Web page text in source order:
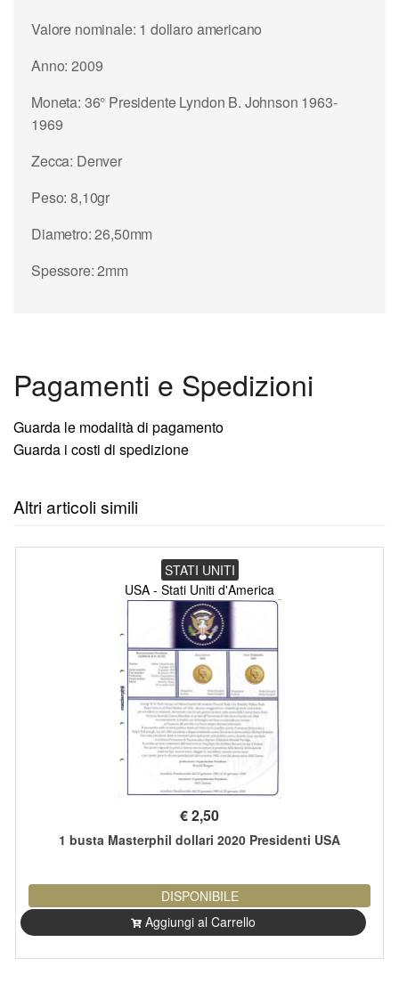
Valore nominale: 1 dollaro americano
Anno: 2009
Moneta: 36° Presidente Lyndon B. Johnson 1963-
1969
Zecca: Denver
Peso: 8,10gr
Diametro: 26,50mm
Spessore: 2mm
Pagamenti e Spedizioni
Guarda le modalità di pagamento
Guarda i costi di spedizione
Altri articoli simili
STATI UNITI
USA - Stati Uniti d'America
€2,50
1 busta Masterphil dollari 2020 Presidenti USA
DISPONIBILE
Aggiungi al Carrello